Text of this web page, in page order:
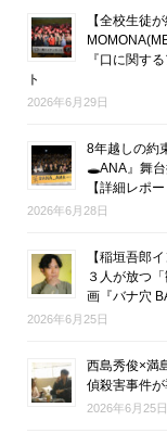
【全校生徒
『口に関す
ト
2026年6月29日
8年越しの約
🕳ANA』舞台
【詳細レポー
2026年6月28日
【稲垣吾郎
３人が放つ
画『バナ穴
2026年6月25日
西島秀俊×満
偵殺害事件が
2026年6月25日